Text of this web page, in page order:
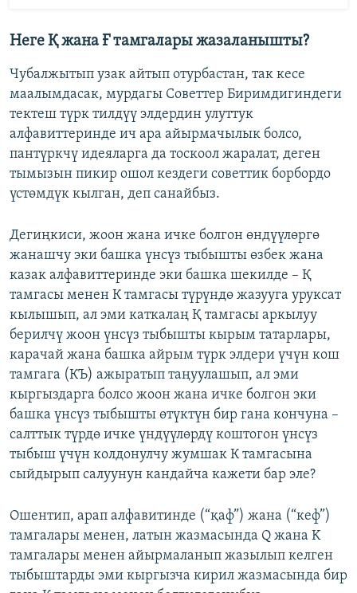
Неге Қ жана Ғ тамгалары жазаланышты?
Чубалжытып узак айтып отурбастан, так кесе
маалымдасак, мурдагы Советтер Биримдигиндеги
тектеш түрк тилдүү элдердин улуттук
алфавиттеринде ич ара айырмачылык болсо,
пантүркчү идеяларга да тоскоол жаралат, деген
тымызын пикир ошол кездеги советтик борбордо
үстөмдүк кылган, деп санайбыз.
Дегиңкиси, жоон жана ичке болгон өндүүлөргө
жанашчу эки башка үнсүз тыбышты өзбек жана
казак алфавиттеринде эки башка шекилде – Қ
тамгасы менен К тамгасы түрүндө жазууга уруксат
кылышып, ал эми каткалаң Қ тамгасы аркылуу
берилчү жоон үнсүз тыбышты кырым татарлары,
карачай жана башка айрым түрк элдери үчүн кош
тамгага (КЪ) ажыратып таңуулашып, ал эми
кыргыздарга болсо жоон жана ичке болгон эки
башка үнсүз тыбышты өтүктүн бир гана кончуна –
салттык түрдө ичке үндүүлөрдү коштогон үнсүз
тыбыш үчүн колдонулчу жумшак К тамгасына
сыйдырып салуунун кандайча кажети бар эле?
Ошентип, арап алфавитинде (“қаф”) жана (“кеф”)
тамгалары менен, латын жазмасында Q жана K
тамгалары менен айырмаланып жазылып келген
тыбыштарды эми кыргызча кирил жазмасында бир